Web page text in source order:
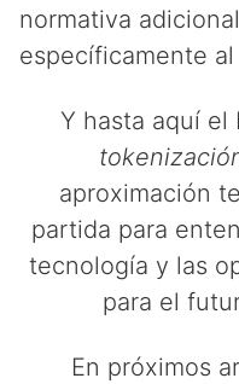
normativa
específicamente al
Y hasta aquí el
aproximación
partida para
tecnología y las
para el
En próximos